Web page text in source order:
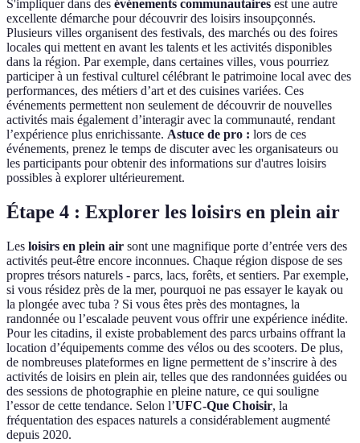
S'impliquer dans des événements communautaires est une autre
excellente démarche pour découvrir des loisirs insoupçonnés.
Plusieurs villes organisent des festivals, des marchés ou des foires
locales qui mettent en avant les talents et les activités disponibles
dans la région. Par exemple, dans certaines villes, vous pourriez
participer à un festival culturel célébrant le patrimoine local avec des
performances, des métiers d’art et des cuisines variées. Ces
événements permettent non seulement de découvrir de nouvelles
activités mais également d’interagir avec la communauté, rendant
l’expérience plus enrichissante. Astuce de pro : lors de ces
événements, prenez le temps de discuter avec les organisateurs ou
les participants pour obtenir des informations sur d'autres loisirs
possibles à explorer ultérieurement.
Étape 4 : Explorer les loisirs en plein air
Les loisirs en plein air sont une magnifique porte d’entrée vers des
activités peut-être encore inconnues. Chaque région dispose de ses
propres trésors naturels - parcs, lacs, forêts, et sentiers. Par exemple,
si vous résidez près de la mer, pourquoi ne pas essayer le kayak ou
la plongée avec tuba ? Si vous êtes près des montagnes, la
randonnée ou l’escalade peuvent vous offrir une expérience inédite.
Pour les citadins, il existe probablement des parcs urbains offrant la
location d’équipements comme des vélos ou des scooters. De plus,
de nombreuses plateformes en ligne permettent de s’inscrire à des
activités de loisirs en plein air, telles que des randonnées guidées ou
des sessions de photographie en pleine nature, ce qui souligne
l’essor de cette tendance. Selon l’UFC-Que Choisir, la
fréquentation des espaces naturels a considérablement augmenté
depuis 2020.